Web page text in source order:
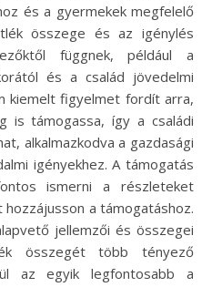
és a gyermekek megfelelő
összege és az igénylés
függnek, például a
és a család jövedelmi
kiemelt figyelmet fordít arra,
is támogassa, így a családi
alkalmazkodva a gazdasági
igényekhez. A támogatás
ismerni a részleteket
a támogatáshoz.
jellemzői és összegei
összegét több tényező
az egyik legfontosabb a